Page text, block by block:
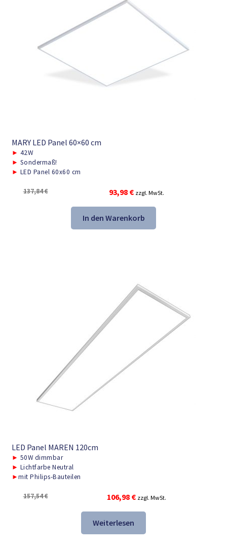
MARY LED Panel 60×60 cm
► 42W
► Sondermaß!
► LED Panel 60x60 cm
137,84€
Ursprünglicher
war:
137,84 €
93,98 €Aktueller
ist:
93,98 €.
zzgl. MwSt.
In den Warenkorb
LED Panel MAREN 120cm
► 50W dimmbar
► Lichtfarbe Neutral
►mit Philips-Bauteilen
157,54€
Ursprünglicher
war:
157,54 €
106,98 €Aktueller
106,98 €.
zzgl. MwSt.
Weiterlesen